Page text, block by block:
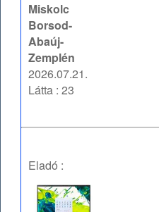
Miskolc
Borsod-
Abaúj-
Zemplén
2026.07.21.
Látta : 23
Eladó :